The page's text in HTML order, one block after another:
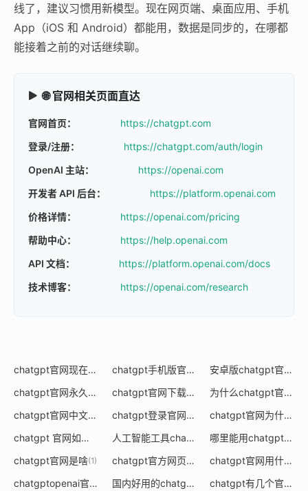
线了，建议习惯用新模型。现在网页端、桌面应用、手机
App（iOS 和 Android）都能用，数据是同步的，在哪都
能接着之前的对话继续聊。
🌐 官网相关页面直达
官网首页：
https://chatgpt.com
登录/注册：
https://chatgpt.com/auth/login
OpenAI 主站：
https://openai.com
开发者 API 后台：
https://platform.openai.com
价格详情：
https://openai.com/pricing
帮助中心：
https://help.openai.com
API 文档：
https://platform.openai.com/docs
技术博客：
https://openai.com/research
chatgpt官网现在可以注册了吗 (0) chatgpt手机版官网进不去 (0) 安卓版chatgpt官网
chatgpt官网永久免费免登录 (0) chatgpt官网下载使用要钱吗 (0)
为什么chatgpt官网显示连接超时
chatgpt官网中文版下载
(0) chatgpt登录官网
(0)
chatgpt官网为什么登录不了
chatgpt 官网如何使用
(0) 人工智能工具chatgpt官网 (0)
哪里能用chatgpt写文案官网
chatgpt官网是啥(1) chatgpt官方网页版怎么用 (0)
chatgpt官网用什么浏览器打开
chatgptopenai官网
国内好用的chatgpt官网 (0) chatgpt有几个官网